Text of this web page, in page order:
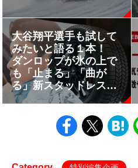
大谷翔平選手も試して
みたいと語る１本！
ダンロップが氷の上で
も「止まる」「曲が
る」新スタッドレス
「WINTER MAXX ICE